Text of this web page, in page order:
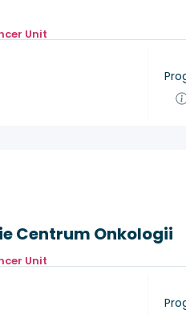
Unit
Centrum Onkologii
Unit